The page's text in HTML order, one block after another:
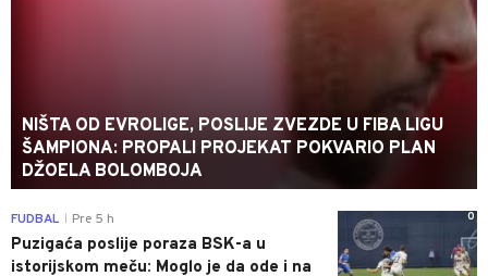
NIŠTA OD EVROLIGE, POSLIJE ZVEZDE U FIBA LIGU
ŠAMPIONA: PROPALI PROJEKAT POKVARIO PLAN
DŽOELA BOLOMBOJA
0
FUDBAL Pre 5 h
Puzigaća poslije poraza BSK-a u
istorijskom meču: Moglo je da ode i na